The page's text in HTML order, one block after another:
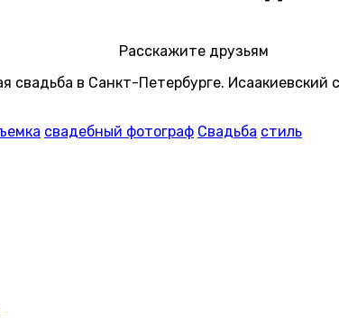
Расскажите друзьям
свадьба в Санкт-Петербурге.
свадебный фотограф Свадьба стиль